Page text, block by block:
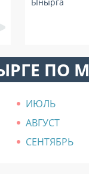
ПО
ИЮЛЬ
АВГУСТ
СЕНТЯБРЬ